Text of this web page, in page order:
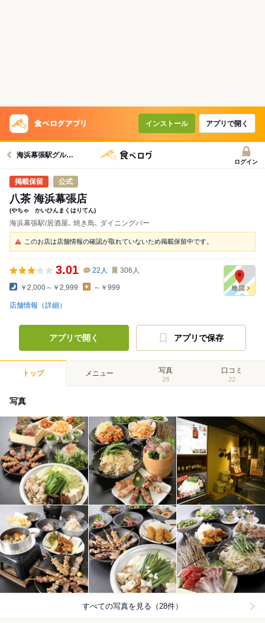
インストール アプリで開く
海浜幕張駅グルメへ
ログイン
公式
八茶 海浜幕張店
(やちゃ かいひんまくはりてん)
海浜幕張駅/居酒屋､ 焼き鳥､ ダイニングバー
このお店は店舗情報の確認が取れていないため掲載保留中です。
3.01 22 人 306 人
￥2,000～￥2,999 ～￥999
店舗情報（詳細）
アプリで開く アプリで保存
トップ メニュー 写真
28
口コミ
22
写真
すべての写真を見る（28件）